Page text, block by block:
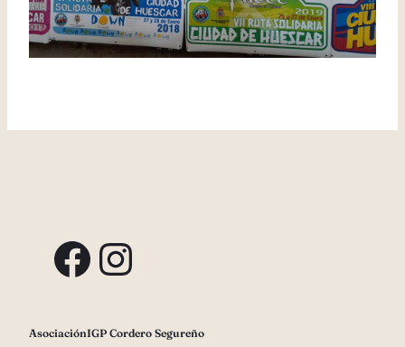
Facebook Instagram
AsociaciónIGP Cordero Segureño